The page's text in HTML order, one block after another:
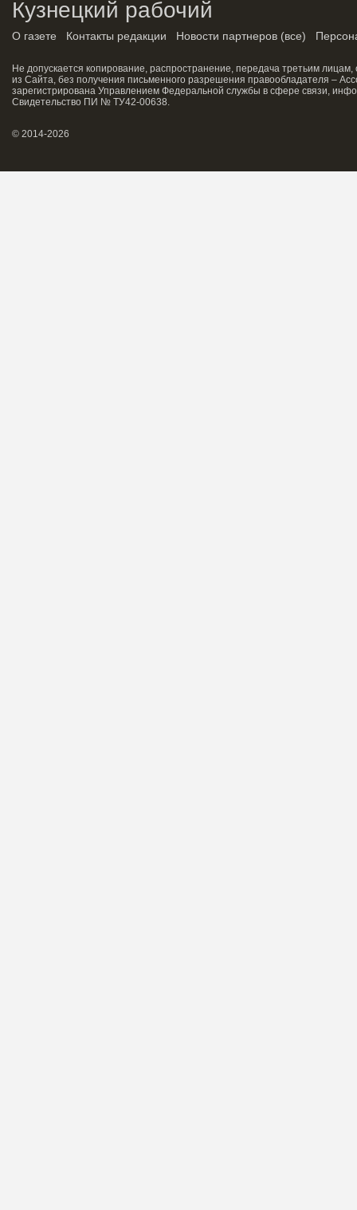
Кузнецкий рабочий
О газете Контакты редакции Новости партнеров (все)
Не допускается копирование, распространение, передача третьим
из Сайта, без получения письменного разрешения правообладателя –
зарегистрирована Управлением Федеральной службы в сфере связи,
Свидетельство ПИ № ТУ42-00638.
© 2014-2026